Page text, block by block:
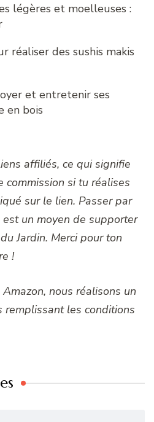
légères et moelleuses :
réaliser des sushis makis
et entretenir ses
en bois
affiliés, ce qui signifie
commission si tu réalises
sur le lien. Passer par
un moyen de supporter
Jardin. Merci pour ton
!
nous réalisons un
remplissant les conditions